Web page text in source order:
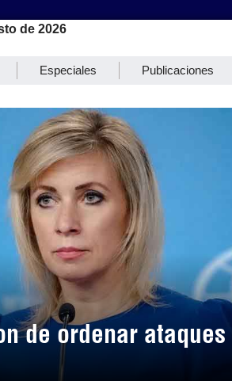
de 2026
Especiales Publicaciones
de ordenar